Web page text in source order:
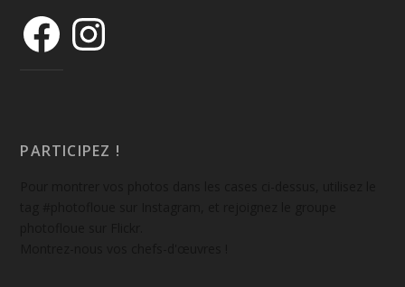
PARTICIPEZ !